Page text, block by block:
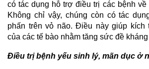
có tác dụng hỗ trợ điều trị các bệnh
Không chỉ vậy, chúng còn có tác
phấn trên vỏ não. Điều này giúp kích
của các tế bào nhằm tăng sức đề
Điều trị bệnh yếu sinh lý, mãn dục ở